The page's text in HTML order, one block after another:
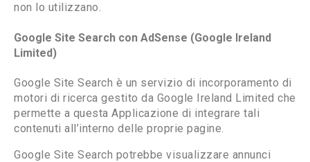
non lo utilizzano.
Google Site Search con AdSense (Google Ireland
Limited)
Google Site Search è un servizio di incorporamento di
motori di ricerca gestito da Google Ireland Limited che
permette a questa Applicazione di integrare tali
contenuti all’interno delle proprie pagine.
Google Site Search potrebbe visualizzare annunci